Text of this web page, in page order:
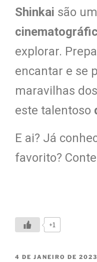
Shinkai são
explorar.
encantar e se
maravilhas
este talentoso
E ai? Já
favorito?
+1
4 DE JANEIRO DE 2023